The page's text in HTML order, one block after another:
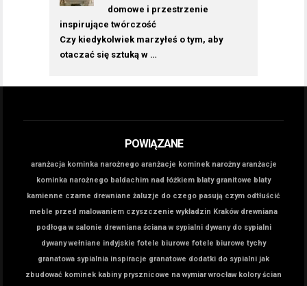
domowe i przestrzenie
inspirujące twórczość
Czy kiedykolwiek marzyłeś o tym, aby
otaczać się sztuką w …
POWIĄZANE
aranżacja kominka narożnego aranżacje kominek narożny aranżacje
kominka narożnego baldachim nad łóżkiem blaty granitowe blaty
kamienne czarne drewniane żaluzje do czego pasują czym odtłuścić
meble przed malowaniem czyszczenie wykładzin Kraków drewniana
podłoga w salonie drewniana ściana w sypialni dywany do sypialni
dywany wełniane indyjskie fotele biurowe fotele biurowe tychy
granatowa sypialnia inspiracje granatowe dodatki do sypialni jak
zbudować kominek kabiny prysznicowe na wymiar wrocław kolory ścian